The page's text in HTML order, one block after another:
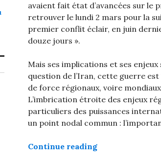
avaient fait état d’avancées sur le
retrouver le lundi 2 mars pour la
premier conflit éclair, en juin
douze jours ».
Mais ses implications et ses
question de l’Iran, cette guerre
de force régionaux, voire
L’imbrication étroite des enjeux
particuliers des puissances
un point nodal commun :
Continue reading« Stop à